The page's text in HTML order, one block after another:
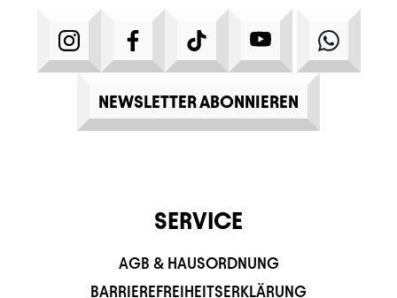
INSTAGRAMFACEBOOKTIKTOK YOUTUBE
NEWSLETTER ABONNIEREN
SERVICE
AGB & HAUSORDNUNG
BARRIEREFREIHEITSERKLÄRUNG